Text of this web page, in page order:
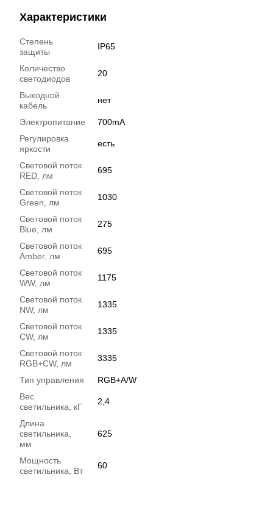
Характеристики
Степень
защиты
IP65
Количество
светодиодов
20
Выходной
кабель
нет
Электропитание
700mA
Регулировка
яркости
есть
Световой поток
RED, лм
695
Световой поток
Green, лм
1030
Световой поток
Blue, лм
275
Световой поток
Amber, лм
695
Световой поток
WW, лм
1175
Световой поток
NW, лм
1335
Световой поток
CW, лм
1335
Световой поток
RGB+CW, лм
3335
Тип управления
RGB+A/W
Вес
светильника, кГ
2,4
Длина
светильника,
мм
625
Мощность
светильника, Вт
60